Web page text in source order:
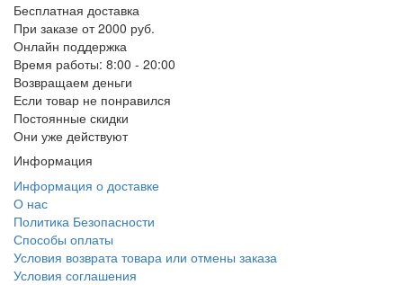
Бесплатная доставка
При заказе от 2000 руб.
Онлайн поддержка
Время работы: 8:00 - 20:00
Возвращаем деньги
Если товар не понравился
Постоянные скидки
Они уже действуют
Информация
Информация о доставке
О нас
Политика Безопасности
Способы оплаты
Условия возврата товара или отмены заказа
Условия соглашения